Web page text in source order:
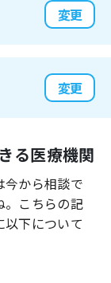
変更
変更
る医療機関
から相談で
。こちらの記
下について